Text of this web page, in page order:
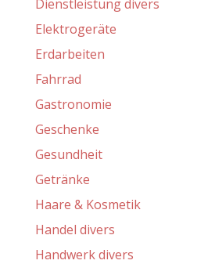
Dienstleistung divers
Elektrogeräte
Erdarbeiten
Fahrrad
Gastronomie
Geschenke
Gesundheit
Getränke
Haare & Kosmetik
Handel divers
Handwerk divers